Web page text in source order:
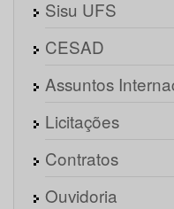
Sisu UFS
CESAD
Assuntos
Licitações
Contratos
Ouvidoria